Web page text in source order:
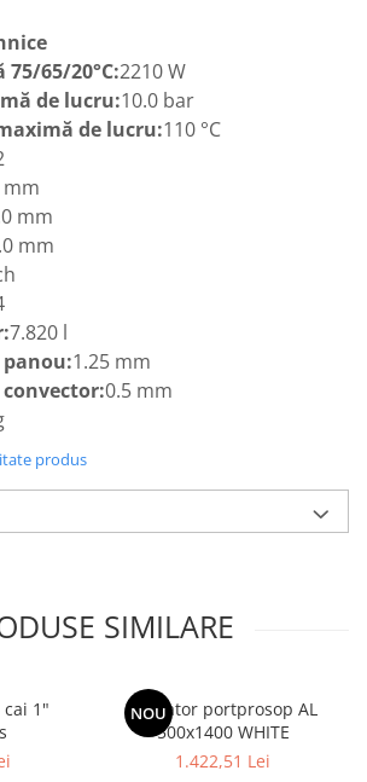
65/20°C:2210 W
de lucru:10.0 bar
de lucru:110 °C
mm
mm
mm
7.820 l
1.25 mm
0.5 mm
produs
SIMILARE
1"
NOU
Radiator portprosop AL
500x1400 WHITE
1.422,51 Lei